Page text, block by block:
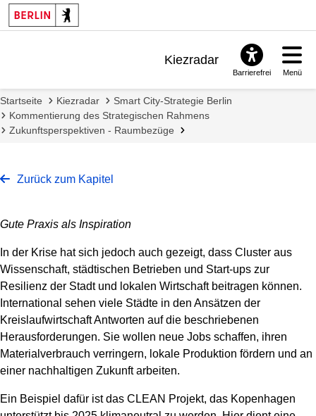
Kiezradar
FAQ & Support
Barrierefrei Menü
Startseite Kiezradar
Smart City-Strategie Berlin
Kommentierung des Strategischen Rahmens
Zukunftsperspektiven - Raumbezüge
Zurück zum Kapitel
Gute Praxis als Inspiration
In der Krise hat sich jedoch auch gezeigt, dass Cluster aus
Wissenschaft, städtischen Betrieben und Start-ups zur
Resilienz der Stadt und lokalen Wirtschaft beitragen können.
International sehen viele Städte in den Ansätzen der
Kreislaufwirtschaft Antworten auf die beschriebenen
Herausforderungen. Sie wollen neue Jobs schaffen, ihren
Materialverbrauch verringern, lokale Produktion fördern und an
einer nachhaltigen Zukunft arbeiten.
Ein Beispiel dafür ist das CLEAN Projekt, das Kopenhagen